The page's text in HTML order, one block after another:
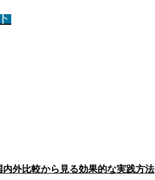
外比較から見る効果的な実践方法